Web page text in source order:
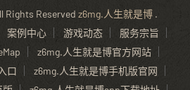
Rights Reserved z6mg.人生就是博.
案例中心 游戏动态
服务宗旨
z6mg.人生就是博官方网站
口
z6mg.人生就是博手机版官网